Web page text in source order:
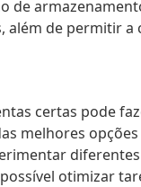
de
de permitir a
certas pode
melhores
otimizar